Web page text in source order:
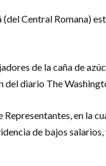
Central Romana)
de la caña de
del diario The
en la
de bajos